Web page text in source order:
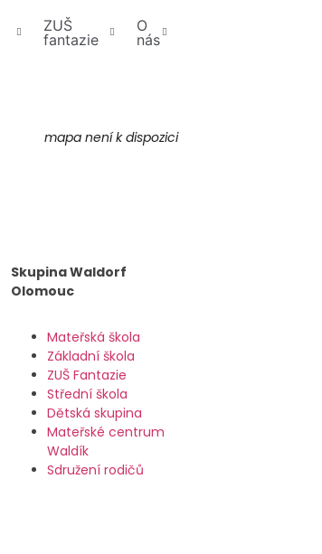
ZUŠ
fantazie
O
nás
mapa není k dispozici
Skupina Waldorf
Olomouc
Mateřská škola
Základní škola
ZUŠ Fantazie
Střední škola
Dětská skupina
Mateřské centrum
Waldík
Sdružení rodičů